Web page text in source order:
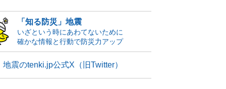
「知る防災」地震
いざという時にあわてないために
確かな情報と行動で防災力アップ
地震のtenki.jp公式X（旧Twitter）